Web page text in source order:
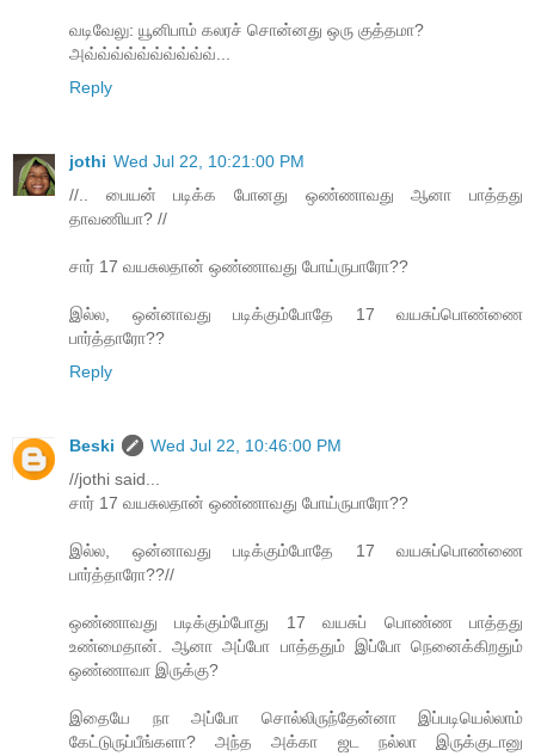
வடிவேலு: யூனிபாம் கலரச் சொன்னது ஒரு குத்தமா?
அவ்வ்வ்வ்வ்வ்வ்வ்வ்வ்...
Reply
jothi Wed Jul 22, 10:21:00 PM
//.. பையன் படிக்க போனது ஒண்ணாவது ஆனா பாத்தது
தாவணியா? //
சார் 17 வயசுலதான் ஒண்ணாவது போய்ருபாரோ??
இல்ல, ஒன்னாவது படிக்கும்போதே 17 வயசுப்பொண்ணை
பார்த்தாரோ??
Reply
Beski
Wed Jul 22, 10:46:00 PM
//jothi said...
சார் 17 வயசுலதான் ஒண்ணாவது போய்ருபாரோ??
இல்ல, ஒன்னாவது படிக்கும்போதே 17 வயசுப்பொண்ணை
பார்த்தாரோ??//
ஒண்ணாவது படிக்கும்போது 17 வயசுப் பொண்ண பாத்தது
உண்மைதான். ஆனா அப்போ பாத்ததும் இப்போ நெனைக்கிறதும்
ஒண்ணாவா இருக்கு?
இதையே நா அப்போ சொல்லிருந்தேன்னா இப்படியெல்லாம்
கேட்டுருப்பீங்களா? அந்த அக்கா ஜட நல்லா இருக்குடானு